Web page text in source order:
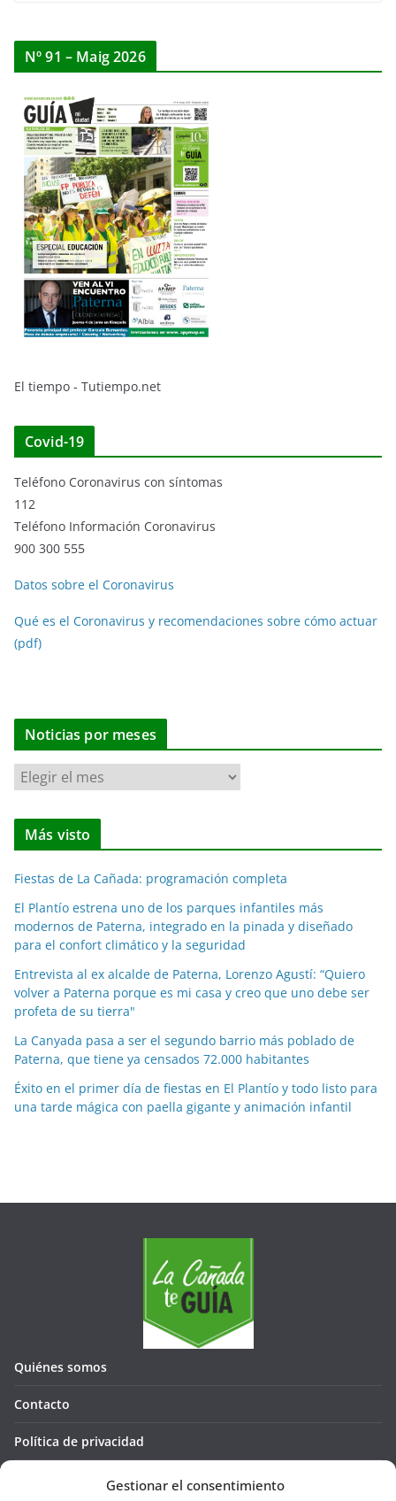
Gestionar el consentimiento
Nº 91 – Maig 2026
El tiempo - Tutiempo.net
Covid-19
Teléfono Coronavirus con síntomas
112
Teléfono Información Coronavirus
900 300 555
Datos sobre el Coronavirus
Qué es el Coronavirus y recomendaciones sobre cómo actuar
(pdf)
Noticias por meses
N
t
i
a
s
p
o
r
m
e
s
e
s
Más visto
Fiestas de La Cañada: programación completa
El Plantío estrena uno de los parques infantiles más
modernos de Paterna, integrado en la pinada y diseñado
para el confort climático y la seguridad
Entrevista al ex alcalde de Paterna, Lorenzo Agustí: “Quiero
volver a Paterna porque es mi casa y creo que uno debe ser
profeta de su tierra"
La Canyada pasa a ser el segundo barrio más poblado de
Paterna, que tiene ya censados 72.000 habitantes
Éxito en el primer día de fiestas en El Plantío y todo listo para
una tarde mágica con paella gigante y animación infantil
Quiénes somos
Contacto
Política de privacidad
Política de cookies (UE)